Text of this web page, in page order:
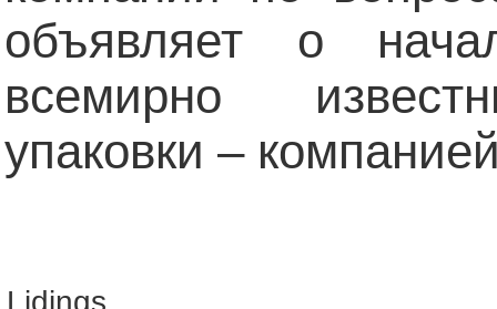
объявляет о
всемирно
упаковки –
Lidings